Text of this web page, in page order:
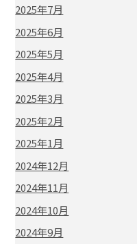
2025年7月
2025年6月
2025年5月
2025年4月
2025年3月
2025年2月
2025年1月
2024年12月
2024年11月
2024年10月
2024年9月